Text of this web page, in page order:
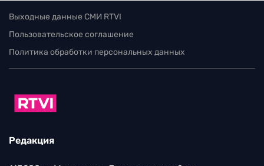
Выходные данные СМИ RTVI
Пользовательское соглашение
Политика обработки персональных данных
Редакция